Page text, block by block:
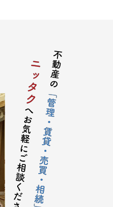
講じます。なお、上記利用
いことがあります。 お客様
なる者、その見込者
び売買後の移管先管理業者
た業者
料金会社、その他住宅関連サ
て提供することがあります。
会がなされた場合